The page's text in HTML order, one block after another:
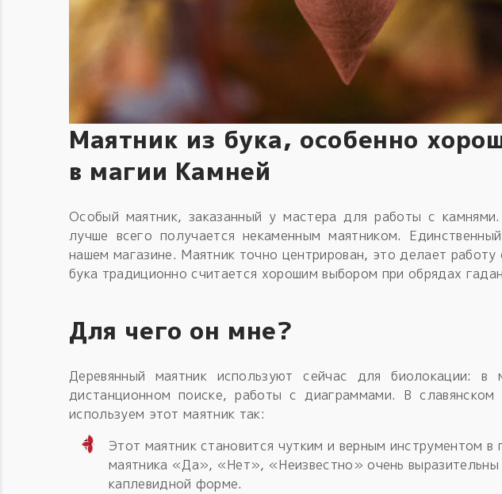
Маятник из бука, особенно
в магии Камней
Особый маятник, заказанный у мастера для работы с
лучше всего получается некаменным маятником.
нашем магазине. Маятник точно центрирован, это делает
бука традиционно считается хорошим выбором при обрядах
Для чего он мне?
Деревянный маятник используют сейчас для биолокации: в
дистанционном поиске, работы с диаграммами. В славянском
используем этот маятник так:
Этот маятник становится чутким и верным инструментом в
маятника «Да», «Нет», «Неизвестно» очень
каплевидной форме.